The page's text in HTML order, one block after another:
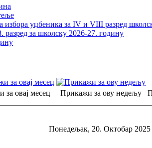
уџбеника за IV и VIII разред
разред за школску 2026-27. годину
за овај месец Прикажи за ову недељу
Понедељак, 20. Октобар 2025